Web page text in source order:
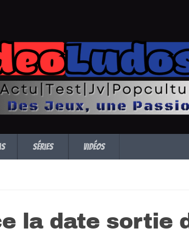
Séries Vidéos
la date sortie